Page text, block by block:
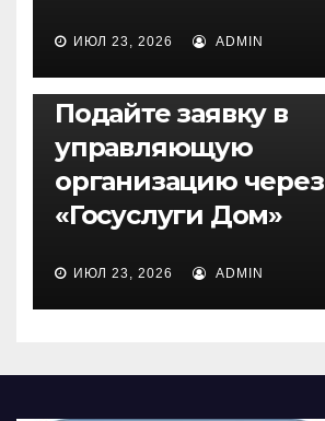
ИЮЛ 23, 2026 ADMIN
НОВОСТИ
Подайте заявку в
управляющую
организацию через
«Госуслуги Дом»
ИЮЛ 23, 2026 ADMIN